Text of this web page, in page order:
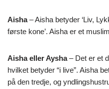
Aisha– Aisha betyder ‘Liv,
første kone’. Aisha er et
Aisha eller Aysha– Det er et
hvilket betyder “i live”. Aisha
på den tredje, og